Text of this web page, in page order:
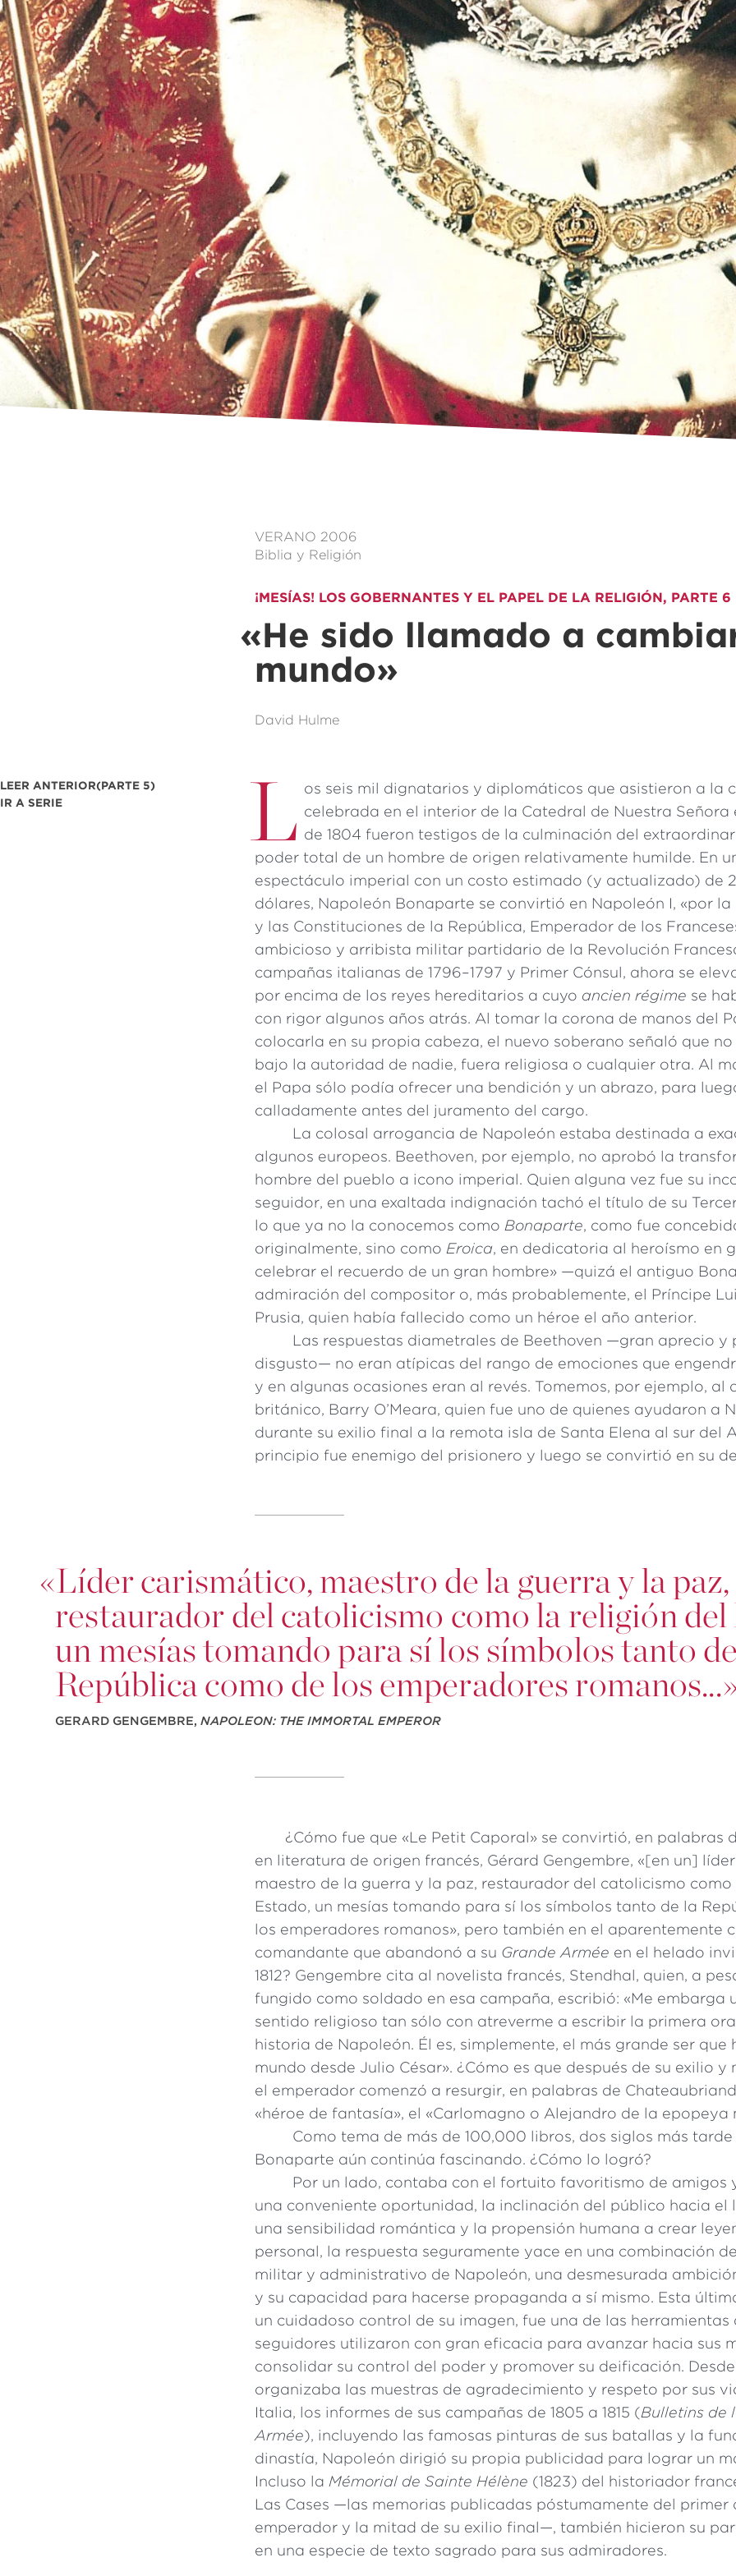
VERANO 2006
Biblia y Religión
¡MESÍAS! LOS GOBERNANTES Y EL PAPEL DE LA RELIGIÓN, PARTE 6
«He sido llamado a
mundo»
David Hulme
LEER ANTERIOR(PARTE 5)
IR A SERIE
L os seis mil dignatarios y diplomáticos que asistieron a la
celebrada en el interior de la Catedral de Nuestra Señora
de 1804 fueron testigos de la culminación del
poder total de un hombre de origen relativamente humilde. En
espectáculo imperial con un costo estimado (y actualizado) de
dólares, Napoleón Bonaparte se convirtió en Napoleón I, «por
y las Constituciones de la República, Emperador de los
ambicioso y arribista militar partidario de la Revolución
campañas italianas de 1796–1797 y Primer Cónsul, ahora se
por encima de los reyes hereditarios a cuyo ancien régime se
con rigor algunos años atrás. Al tomar la corona de manos del
colocarla en su propia cabeza, el nuevo soberano señaló que
bajo la autoridad de nadie, fuera religiosa o cualquier otra. Al
el Papa sólo podía ofrecer una bendición y un abrazo, para
calladamente antes del juramento del cargo.
La colosal arrogancia de Napoleón estaba destinada a
algunos europeos. Beethoven, por ejemplo, no aprobó la
hombre del pueblo a icono imperial. Quien alguna vez fue su
seguidor, en una exaltada indignación tachó el título de su
lo que ya no la conocemos como Bonaparte, como fue
originalmente, sino como Eroica, en dedicatoria al heroísmo en
celebrar el recuerdo de un gran hombre» —quizá el antiguo
admiración del compositor o, más probablemente, el Príncipe
Prusia, quien había fallecido como un héroe el año anterior.
Las respuestas diametrales de Beethoven —gran aprecio y
disgusto— no eran atípicas del rango de emociones que
y en algunas ocasiones eran al revés. Tomemos, por ejemplo,
británico, Barry O’Meara, quien fue uno de quienes ayudaron a
durante su exilio final a la remota isla de Santa Elena al sur del
principio fue enemigo del prisionero y luego se convirtió en su
«Líder carismático, maestro de la guerra y la paz,
restaurador del catolicismo como la religión del
un mesías tomando para sí los símbolos tanto
República como de los emperadores
GERARD GENGEMBRE,NAPOLEON: THE IMMORTAL EMPEROR
¿Cómo fue que «Le Petit Caporal» se convirtió, en palabras
en literatura de origen francés, Gérard Gengembre, «[en un]
maestro de la guerra y la paz, restaurador del catolicismo
Estado, un mesías tomando para sí los símbolos tanto de la
los emperadores romanos», pero también en el aparentemente
comandante que abandonó a su Grande Armée en el helado
1812? Gengembre cita al novelista francés, Stendhal, quien, a
fungido como soldado en esa campaña, escribió: «Me embarga
sentido religioso tan sólo con atreverme a escribir la primera
historia de Napoleón. Él es, simplemente, el más grande ser que
mundo desde Julio César». ¿Cómo es que después de su exilio y
el emperador comenzó a resurgir, en palabras de
«héroe de fantasía», el «Carlomagno o Alejandro de la epopeya
Como tema de más de 100,000 libros, dos siglos más
Bonaparte aún continúa fascinando. ¿Cómo lo logró?
Por un lado, contaba con el fortuito favoritismo de amigos
una conveniente oportunidad, la inclinación del público hacia el
una sensibilidad romántica y la propensión humana a crear
personal, la respuesta seguramente yace en una combinación
militar y administrativo de Napoleón, una desmesurada
y su capacidad para hacerse propaganda a sí mismo. Esta
un cuidadoso control de su imagen, fue una de las herramientas
seguidores utilizaron con gran eficacia para avanzar hacia sus
consolidar su control del poder y promover su deificación.
organizaba las muestras de agradecimiento y respeto por sus
Italia, los informes de sus campañas de 1805 a 1815 (Bulletins de
Armée), incluyendo las famosas pinturas de sus batallas y la
dinastía, Napoleón dirigió su propia publicidad para lograr un
Incluso la Mémorial de Sainte Hélène (1823) del historiador
Las Cases —las memorias publicadas póstumamente del primer
emperador y la mitad de su exilio final—, también hicieron su
en una especie de texto sagrado para sus admiradores.